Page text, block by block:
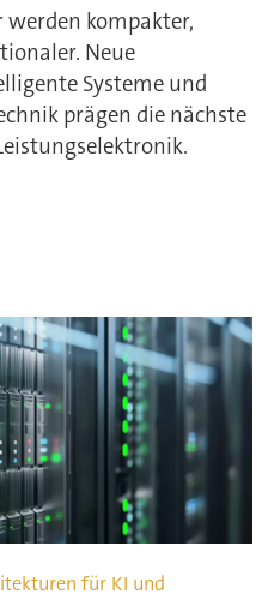
kompakter,
Neue
Systeme und
prägen die nächste
für KI und